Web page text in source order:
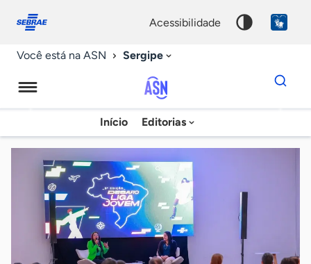
conosco
acessibilidade
Você está na ASN Sergipe
Agência
Sebrae
de
Notícias
Início Editorias
Dados
para
chave